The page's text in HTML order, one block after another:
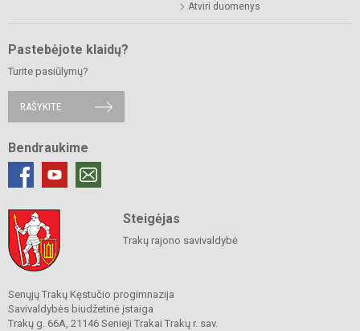
Atviri duomenys
Pastebėjote klaidų?
Turite pasiūlymų?
RAŠYKITE
Bendraukime
Steigėjas
Trakų rajono savivaldybė
Senųjų Trakų Kęstučio progimnazija
Savivaldybės biudžetinė įstaiga
Trakų g. 66A, 21146 Senieji Trakai Trakų r. sav.